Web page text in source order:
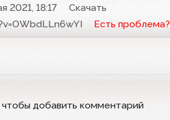
2021, 18:17
Скачать
Есть проблема?
чтобы добавить комментарий